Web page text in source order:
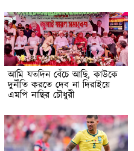
আমি যতদিন বেঁচে আছি, কাউকে
দুর্নীতি করতে দেব না দিরাইয়ে
এমপি নাছির চৌধুরী